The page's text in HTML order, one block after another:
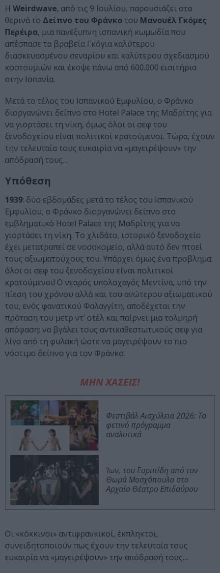
Η Weirdwave, από τις 9 Ιουλίου, παρουσιάζει στα
θερινά το Δείπνο του Φράνκο του Μανουέλ Γκόμες
Περέιρα, μια πανέξυπνη ισπανική κωμωδία που
απέσπασε τα βραβεία Γκόγια καλύτερου
διασκευασμένου σεναρίου και καλύτερου σχεδιασμού
κοστουμιών και έκοψε πάνω από 600.000 εισιτήρια
στην Ισπανία.
Μετά το τέλος του Ισπανικού Εμφυλίου, ο Φράνκο
διοργανώνει δείπνο στο Hotel Palace της Μαδρίτης για
να γιορτάσει τη νίκη, όμως όλοι οι σεφ του
ξενοδοχείου είναι πολιτικοί κρατούμενοι. Τώρα, έχουν
την τελευταία τους ευκαιρία να «μαγειρέψουν» την
απόδρασή τους…
Υπόθεση
1939: δύο εβδομάδες μετά το τέλος του Ισπανικού
Εμφυλίου, ο Φράνκο διοργανώνει δείπνο στο
εμβληματικό Hotel Palace της Μαδρίτης για να
γιορτάσει τη νίκη. Το χλιδάτο, ιστορικό ξενοδοχείο
έχει μετατραπεί σε νοσοκομείο, αλλά αυτό δεν πτοεί
τους αξιωματούχους του. Υπάρχει όμως ένα προβλημα:
όλοι οι σεφ του ξενοδοχείου είναι πολιτικοί
κρατούμενοι! Ο νεαρός υπολοχαγός Μεντίνα, υπό την
πίεση του χρόνου αλλά και του ανώτερου αξιωματικού
του, ενός φανατικού Φαλαγγίτη, αποδέχεται την
πρόταση του μετρ ντ’ οτέλ και παίρνει μια τολμηρή
απόφαση: να βγάλει τους αντικαθεστωτικούς σεφ για
λίγο από τη φυλακή ώστε να μαγειρέψουν το πιο
νόστιμο δείπνο για τον Φράνκο.
ΜΗΝ ΧΑΣΕΙΣ!
Φεστιβάλ Αισχύλεια 2026: Το
φετινό πρόγραμμα
αναλυτικά
Ίων, του Ευριπίδη από τον
Θωμά Μοσχόπουλο στο
Αρχαίο Θέατρο Επιδαύρου
Οι «κόκκινοι» αντιφρανκικοί, έκπληκτοι,
συνειδητοποιούν πως έχουν την τελευταία τους
ευκαιρία να «μαγειρέψουν» την απόδρασή τους…